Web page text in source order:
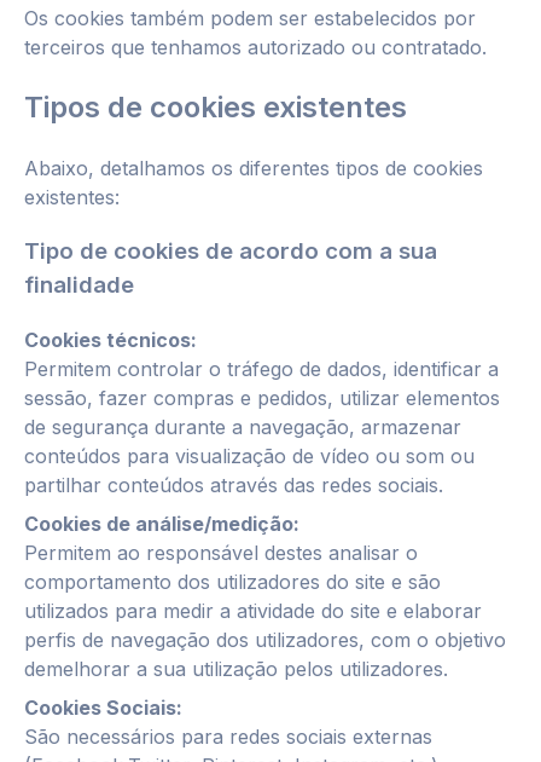
Os cookies também podem ser estabelecidos por
terceiros que tenhamos autorizado ou contratado.
Tipos de cookies existentes
Abaixo, detalhamos os diferentes tipos de cookies
existentes:
Tipo de cookies de acordo com a sua
finalidade
Cookies técnicos:
Permitem controlar o tráfego de dados, identificar a
sessão, fazer compras e pedidos, utilizar elementos
de segurança durante a navegação, armazenar
conteúdos para visualização de vídeo ou som ou
partilhar conteúdos através das redes sociais.
Cookies de análise/medição:
Permitem ao responsável destes analisar o
comportamento dos utilizadores do site e são
utilizados para medir a atividade do site e elaborar
perfis de navegação dos utilizadores, com o objetivo
demelhorar a sua utilização pelos utilizadores.
Cookies Sociais:
São necessários para redes sociais externas